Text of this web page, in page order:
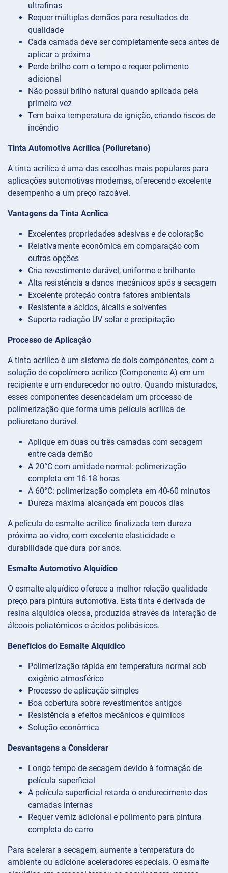
ultrafinas
Requer múltiplas demãos para resultados de
qualidade
Cada camada deve ser completamente seca antes de
aplicar a próxima
Perde brilho com o tempo e requer polimento
adicional
Não possui brilho natural quando aplicada pela
primeira vez
Tem baixa temperatura de ignição, criando riscos de
incêndio
Tinta Automotiva Acrílica (Poliuretano)
A tinta acrílica é uma das escolhas mais populares para
aplicações automotivas modernas, oferecendo excelente
desempenho a um preço razoável.
Vantagens da Tinta Acrílica
Excelentes propriedades adesivas e de coloração
Relativamente econômica em comparação com
outras opções
Cria revestimento durável, uniforme e brilhante
Alta resistência a danos mecânicos após a secagem
Excelente proteção contra fatores ambientais
Resistente a ácidos, álcalis e solventes
Suporta radiação UV solar e precipitação
Processo de Aplicação
A tinta acrílica é um sistema de dois componentes, com a
solução de copolímero acrílico (Componente A) em um
recipiente e um endurecedor no outro. Quando misturados,
esses componentes desencadeiam um processo de
polimerização que forma uma película acrílica de
poliuretano durável.
Aplique em duas ou três camadas com secagem
entre cada demão
A 20°C com umidade normal: polimerização
completa em 16-18 horas
A 60°C: polimerização completa em 40-60 minutos
Dureza máxima alcançada em poucos dias
A película de esmalte acrílico finalizada tem dureza
próxima ao vidro, com excelente elasticidade e
durabilidade que dura por anos.
Esmalte Automotivo Alquídico
O esmalte alquídico oferece a melhor relação qualidade-
preço para pintura automotiva. Esta tinta é derivada de
resina alquídica oleosa, produzida através da interação de
álcoois poliatômicos e ácidos polibásicos.
Benefícios do Esmalte Alquídico
Polimerização rápida em temperatura normal sob
oxigênio atmosférico
Processo de aplicação simples
Boa cobertura sobre revestimentos antigos
Resistência a efeitos mecânicos e químicos
Solução econômica
Desvantagens a Considerar
Longo tempo de secagem devido à formação de
película superficial
A película superficial retarda o endurecimento das
camadas internas
Requer verniz adicional e polimento para pintura
completa do carro
Para acelerar a secagem, aumente a temperatura do
ambiente ou adicione aceleradores especiais. O esmalte